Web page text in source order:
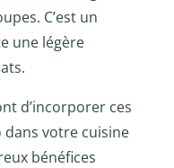
C’est un
une légère
d’incorporer ces
votre cuisine
bénéfices